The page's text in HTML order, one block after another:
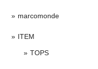
marcomonde
ITEM
TOPS